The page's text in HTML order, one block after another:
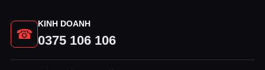
☎
KINH DOANH
0375 106 106